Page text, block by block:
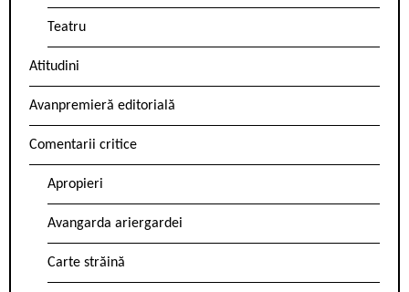
Teatru
Atitudini
Avanpremieră editorială
Comentarii critice
Apropieri
Avangarda ariergardei
Carte străină